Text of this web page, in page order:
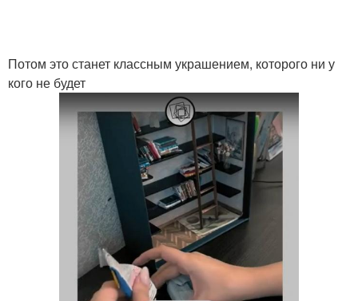
Потом это станет классным украшением, которого ни у
кого не будет